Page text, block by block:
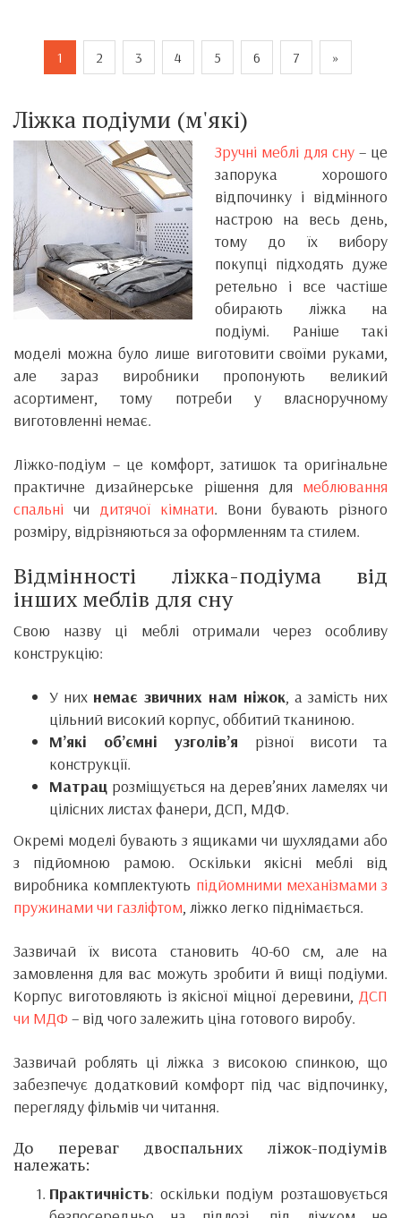
1 2 3 4 5 6 7 »
Ліжка подіуми (м'які)
Зручні меблі для сну – це
запорука хорошого
відпочинку і відмінного
настрою на весь день,
тому до їх вибору
покупці підходять дуже
ретельно і все частіше
обирають ліжка на
подіумі. Раніше такі
моделі можна було лише виготовити своїми руками,
але зараз виробники пропонують великий
асортимент, тому потреби у власноручному
виготовленні немає.
Ліжко-подіум – це комфорт, затишок та оригінальне
практичне дизайнерське рішення для меблювання
спальні чи дитячої кімнати. Вони бувають різного
розміру, відрізняються за оформленням та стилем.
Відмінності ліжка-подіума від
інших меблів для сну
Свою назву ці меблі отримали через особливу
конструкцію:
У них немає звичних нам ніжок, а замість них
цільний високий корпус, оббитий тканиною.
М’які об’ємні узголів’я різної висоти та
конструкції.
Матрац розміщується на дерев’яних ламелях чи
цілісних листах фанери, ДСП, МДФ.
Окремі моделі бувають з ящиками чи шухлядами або
з підйомною рамою. Оскільки якісні меблі від
виробника комплектують підйомними механізмами з
пружинами чи газліфтом, ліжко легко піднімається.
Зазвичай їх висота становить 40-60 см, але на
замовлення для вас можуть зробити й вищі подіуми.
Корпус виготовляють із якісної міцної деревини, ДСП
чи МДФ – від чого залежить ціна готового виробу.
Зазвичай роблять ці ліжка з високою спинкою, що
забезпечує додатковий комфорт під час відпочинку,
перегляду фільмів чи читання.
До переваг двоспальних ліжок-подіумів
належать:
Практичність: оскільки подіум розташовується